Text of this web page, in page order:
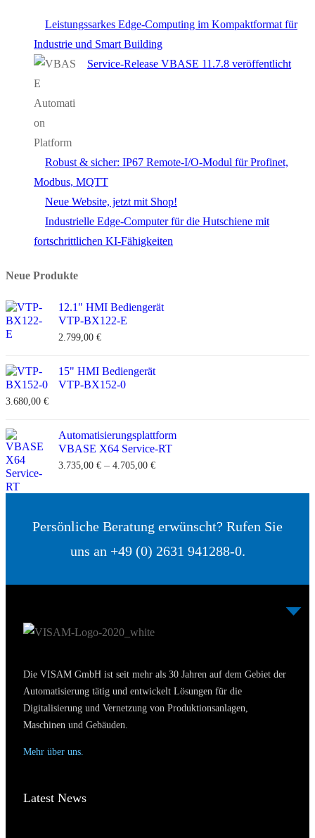
Leistungssarkes Edge-Computing im Kompaktformat für
Industrie und Smart Building
Service-Release VBASE 11.7.8 veröffentlicht
Robust & sicher: IP67 Remote-I/O-Modul für Profinet,
Modbus, MQTT
Neue Website, jetzt mit Shop!
Industrielle Edge-Computer für die Hutschiene mit
fortschrittlichen KI-Fähigkeiten
Neue Produkte
12.1" HMI Bediengerät
VTP-BX122-E
2.799,00 €
15" HMI Bediengerät
VTP-BX152-0
3.680,00 €
Automatisierungsplattform
VBASE X64 Service-RT
3.735,00 € – 4.705,00 €
Persönliche Beratung erwünscht? Rufen Sie
uns an +49 (0) 2631 941288-0.
Die VISAM GmbH ist seit mehr als 30 Jahren auf dem Gebiet der
Automatisierung tätig und entwickelt Lösungen für die
Digitalisierung und Vernetzung von Produktionsanlagen,
Maschinen und Gebäuden.
Mehr über uns.
Latest News